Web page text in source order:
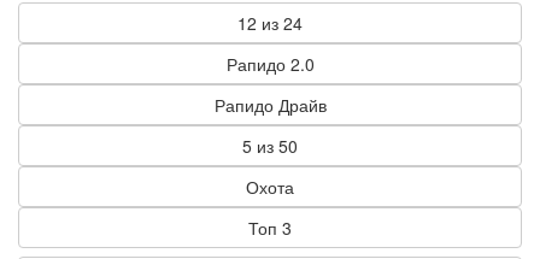
12 из 24
Рапидо 2.0
Рапидо Драйв
5 из 50
Охота
Топ 3